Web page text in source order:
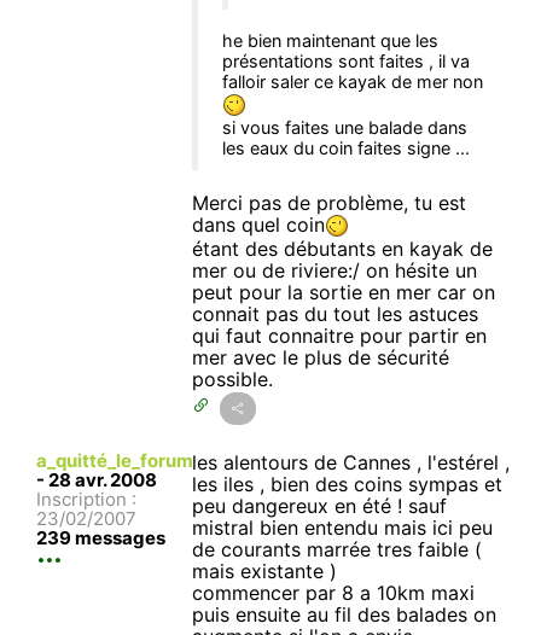
he bien maintenant que les
présentations sont faites , il va
falloir saler ce kayak de mer non
si vous faites une balade dans
les eaux du coin faites signe ...
Merci pas de problème, tu est
dans quel coin
étant des débutants en kayak de
mer ou de riviere:/ on hésite un
peut pour la sortie en mer car on
connait pas du tout les astuces
qui faut connaitre pour partir en
mer avec le plus de sécurité
possible.
a_quitté_le_forum
- 28 avr. 2008
Inscription :
23/02/2007
239 messages
les alentours de Cannes , l'estérel ,
les iles , bien des coins sympas et
peu dangereux en été ! sauf
mistral bien entendu mais ici peu
de courants marrée tres faible (
mais existante )
commencer par 8 a 10km maxi
puis ensuite au fil des balades on